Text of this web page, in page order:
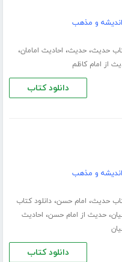
و مذهب
حدیث،حدیث، احادیث امامان،
از امام کاظم
دانلود کتاب
و مذهب
حدیث، امام حسن،دانلود کتاب
،حدیث از امام حسن، احادیث
دانلود کتاب